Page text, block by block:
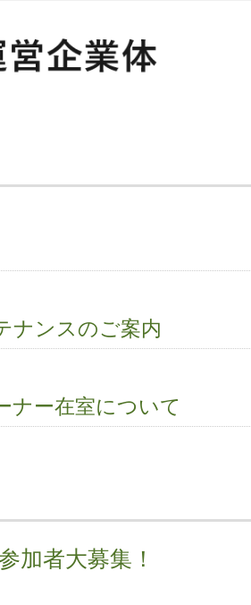
ナンスのご案内
ナー在室について
加者大募集！